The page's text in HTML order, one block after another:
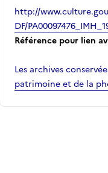
http://
DF/
Référence pour lien
Les archives
patrimoine et de la